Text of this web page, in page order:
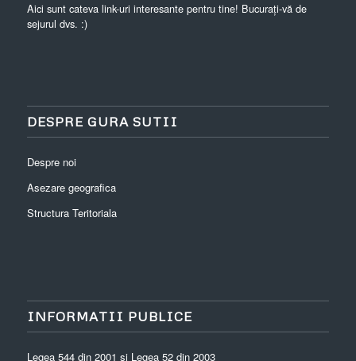
Aici sunt cateva link-uri interesante pentru tine! Bucurați-vă de
sejurul dvs. :)
DESPRE GURA SUTII
Despre noi
Asezare geografica
Structura Teritoriala
INFORMATII PUBLICE
Legea 544 din 2001 si Legea 52 din 2003